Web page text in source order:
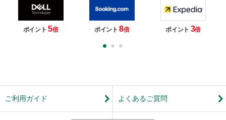
ポイント5倍 ポイント8倍 ポイント 3倍
ご利用ガイド よくあるご質問